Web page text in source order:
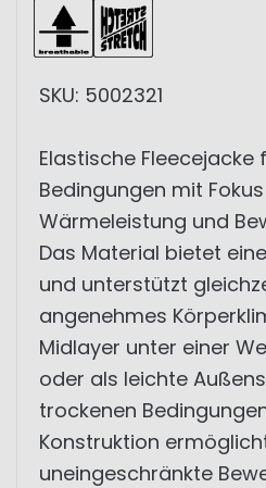
SKU: 5002321
Elastische Fleecejacke
Bedingungen mit
Wärmeleistung und
Das Material bietet
und unterstützt
angenehmes
Midlayer unter einer
oder als leichte
trockenen
Konstruktion
uneingeschränkte